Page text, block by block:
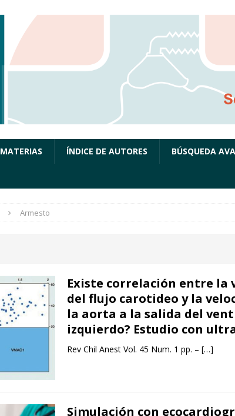
MATERIAS ÍNDICE DE AUTORES BÚSQUEDA
Armesto
Existe correlación entre la
del flujo carotideo y la
la aorta a la salida del
izquierdo? Estudio con
Rev Chil Anest Vol. 45 Num. 1 pp. – […]
Simulación con